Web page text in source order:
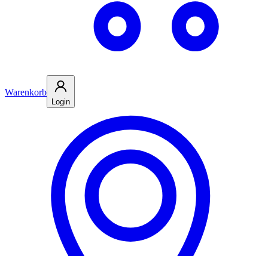
Warenkorb
Login